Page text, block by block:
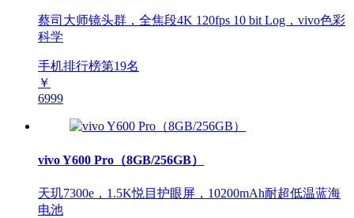
蔡司大师镜头群，全焦段4K 120fps 10 bit Log，vivo色彩
科学
手机排行榜第19名
￥
6999
vivo Y600 Pro（8GB/256GB）
天玑7300e，1.5K悦目护眼屏，10200mAh耐超低温蓝海
电池